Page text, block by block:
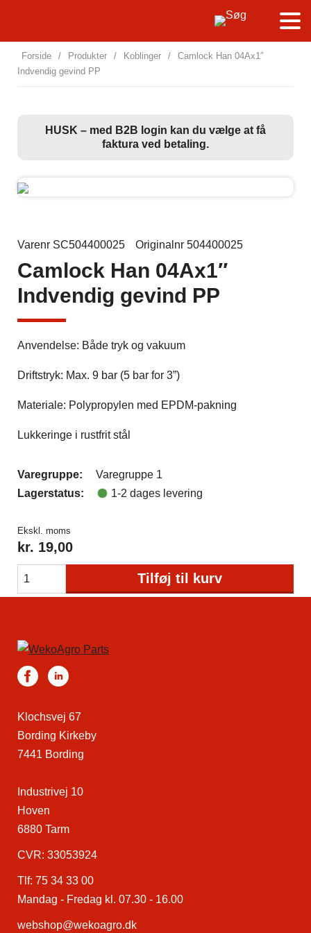
Forside / Produkter / Koblinger /
Camlock Han 04Ax1″
Indvendig gevind PP
HUSK – med B2B login kan du vælge at få
faktura ved betaling.
Varenr SC504400025 Originalnr 504400025
Camlock Han 04Ax1″
Indvendig gevind PP
Anvendelse: Både tryk og vakuum
Driftstryk: Max. 9 bar (5 bar for 3”)
Materiale: Polypropylen med EPDM-pakning
Lukkeringe i rustfrit stål
Varegruppe:
Varegruppe 1
Lagerstatus:
1-2 dages levering
Ekskl. moms
kr. 19,00
Tilføj til kurv
Klochsvej 67
Bording Kirkeby
7441 Bording
Industrivej 10
Hoven
6880 Tarm
CVR: 33053924
Tlf: 75 34 33 00
Mandag - Fredag kl. 07.30 - 16.00
webshop@wekoagro.dk